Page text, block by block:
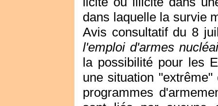
dans laquelle la survie
Avis consultatif du 8
l'emploi d'armes
la possibilité pour les
une situation
programmes